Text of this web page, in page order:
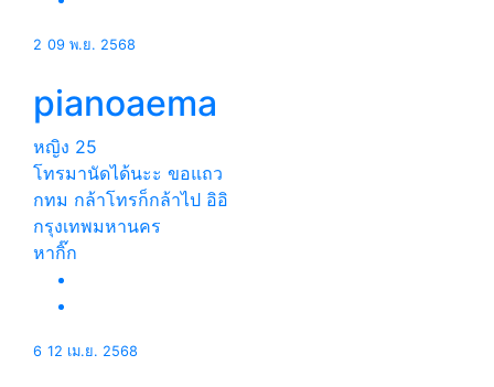
2 09 พ.ย. 2568
pianoaema
หญิง 25
โทรมานัดได้นะะ ขอแถว
กทม กล้าโทรก็กล้าไป อิอิ
กรุงเทพมหานคร
หากิ๊ก
6 12 เม.ย. 2568